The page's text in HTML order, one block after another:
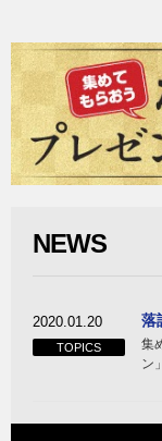
NEWS
2020.01.20
TOPICS
落
集
ン」